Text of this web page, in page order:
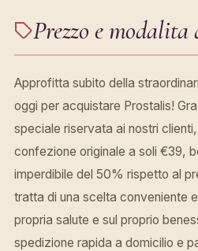
Prezzo e modalita
Approfitta subito della
oggi per acquistare Prostalis!
speciale riservata ai nostri
confezione originale a soli €39,
imperdibile del 50% rispetto al
tratta di una scelta conveniente
propria salute e sul proprio
spedizione rapida a domicilio e